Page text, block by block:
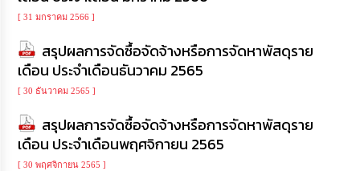
[ 31 มกราคม 2566 ]
สรุปผลการจัดซื้อจัดจ้างหรือการจัดหาพัสดุราย
เดือน ประจำเดือนธันวาคม 2565
[ 30 ธันวาคม 2565 ]
สรุปผลการจัดซื้อจัดจ้างหรือการจัดหาพัสดุราย
เดือน ประจำเดือนพฤศจิกายน 2565
[ 30 พฤศจิกายน 2565 ]